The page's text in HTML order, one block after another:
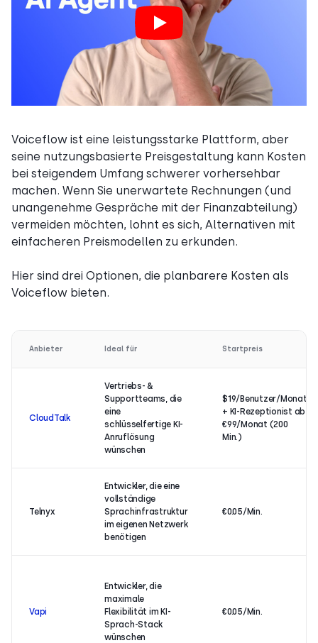
Voiceflow ist eine leistungsstarke Plattform, aber
seine nutzungsbasierte Preisgestaltung kann Kosten
bei steigendem Umfang schwerer vorhersehbar
machen. Wenn Sie unerwartete Rechnungen (und
unangenehme Gespräche mit der Finanzabteilung)
vermeiden möchten, lohnt es sich, Alternativen mit
einfacheren Preismodellen zu erkunden.
Hier sind drei Optionen, die planbarere Kosten als
Voiceflow bieten.
Anbieter Ideal für Startpreis
CloudTalk
Vertriebs- &
Supportteams, die
eine
schlüsselfertige KI-
Anruflösung
wünschen
$19/Benutzer/Monat
+ KI-Rezeptionist ab
€99/Monat (200
Min.)
Telnyx
Entwickler, die eine
vollständige
Sprachinfrastruktur
im eigenen Netzwerk
benötigen
€0.05/Min.
Vapi
Entwickler, die
maximale
Flexibilität im KI-
Sprach-Stack
wünschen
€0.05/Min.